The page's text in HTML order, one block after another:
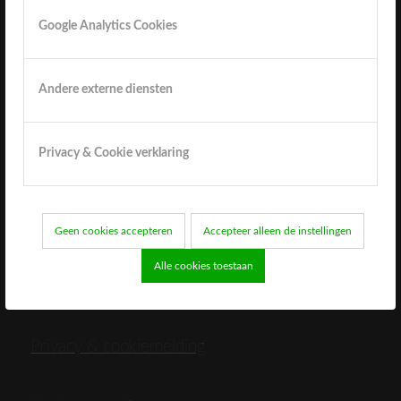
Google Analytics Cookies
Andere externe diensten
Privacy & Cookie verklaring
Geen cookies accepteren Accepteer alleen de instellingen
Alle cookies toestaan
Enquete
Privacy & cookiemelding